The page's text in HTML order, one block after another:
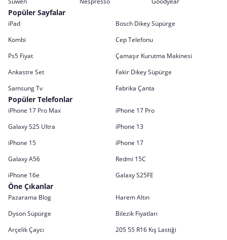
Popüler Sayfalar
iPad
Bosch Dikey Süpürge
Kombi
Cep Telefonu
Ps5 Fiyat
Çamaşır Kurutma Makinesi
Ankastre Set
Fakir Dikey Süpürge
Samsung Tv
Fabrika Çanta
Popüler Telefonlar
iPhone 17 Pro Max
iPhone 17 Pro
Galaxy S25 Ultra
iPhone 13
iPhone 15
iPhone 17
Galaxy A56
Redmi 15C
iPhone 16e
Galaxy S25FE
Öne Çıkanlar
Pazarama Blog
Harem Altın
Dyson Süpürge
Bilezik Fiyatları
Arçelik Çaycı
205 55 R16 Kış Lastiği